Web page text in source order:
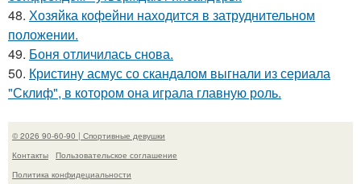
48. Хозяйка кофейни находится в затруднительном
положении.
49. Боня отличилась снова.
50. Кристину асмус со скандалом выгнали из сериала
"Склиф", в котором она играла главную роль.
© 2026 90-60-90 | Спортивные девушки
Контакты
Пользовательское соглашение
Политика конфидециальности